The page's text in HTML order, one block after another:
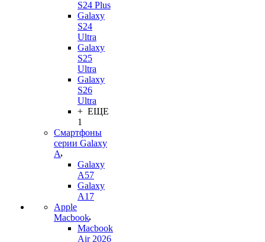
S24 Plus
Galaxy
S24
Ultra
Galaxy
S25
Ultra
Galaxy
S26
Ultra
+ ЕЩЕ
1
Смартфоны
серии Galaxy
A
Galaxy
A57
Galaxy
A17
Apple
Macbook
Macbook
Air 2026